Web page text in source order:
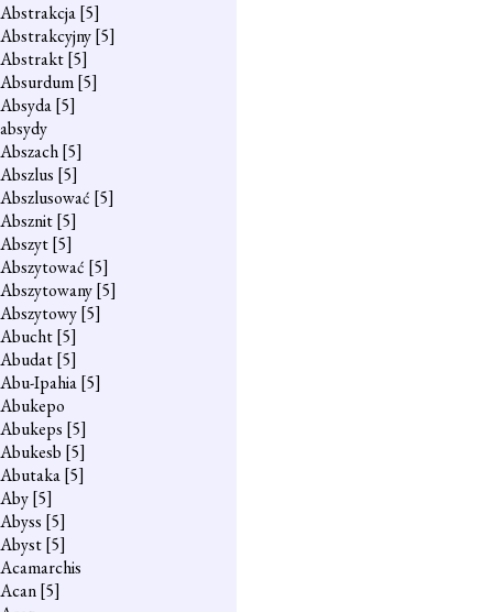
Abstrakcja[5]
Abstrakcyjny[5]
Abstrakt[5]
Absurdum[5]
Absyda[5]
absydy
Abszach[5]
Abszlus [5]
Abszlusować [5]
Absznit[5]
Abszyt[5]
Abszytować [5]
Abszytowany[5]
Abszytowy[5]
Abucht[5]
Abudat[5]
Abu-Ipahia[5]
Abukepo
Abukeps [5]
Abukesb [5]
Abutaka[5]
Aby[5]
Abyss [5]
Abyst[5]
Acamarchis
Acan[5]